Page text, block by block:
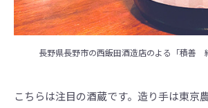
長野県長野市の西飯田酒造店のよる「積善
こちらは注目の酒蔵です。造り手は東京